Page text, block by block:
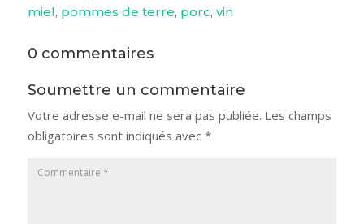
miel, pommes de terre, porc, vin
0 commentaires
Soumettre un commentaire
Votre adresse e-mail ne sera pas publiée. Les champs
obligatoires sont indiqués avec *